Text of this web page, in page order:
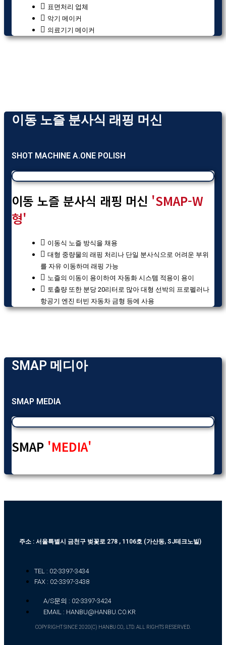
표면처리 업체
악기 메이커
의료기기 메이커
이동 노즐 분사식 래핑 머신
SHOT MACHINE A.ONE POLISH
이동 노즐 분사식 래핑 머신 'SMAP-W
형'
이동식 노즐 방식을 채용
대형 중량물의 래핑 처리나 단일 분사식으로 어려운 부위
를 자유 이동하며 래핑 가능
노즐의 이동이 용이하여 자동화 시스템 적용이 용이
토출량 또한 분당 20리터로 많아 대형 선박의 프로펠러나
항공기 엔진 터빈 자동차 금형 등에 사용
SMAP 메디아
SMAP MEDIA
SMAP 'MEDIA'
주소 : 서울특별시 금천구 벚꽃로 278 , 1106호 (가산동, SJ테크노빌)
TEL : 02-3397-3434
FAX : 02-3397-3438
A/S문의 : 02-3397-3424
EMAIL : HANBU@HANBU.CO.KR
COPYRIGHT SINCE 2020(C) HANBU CO,. LTD. ALL RIGHTS RESERVED.